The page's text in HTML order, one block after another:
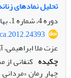
تحلیل نمادهای
دوره 4، شماره 1، بهار 1391، صفحه
عزت ملا
چکیده کنفانی
چهار رمان